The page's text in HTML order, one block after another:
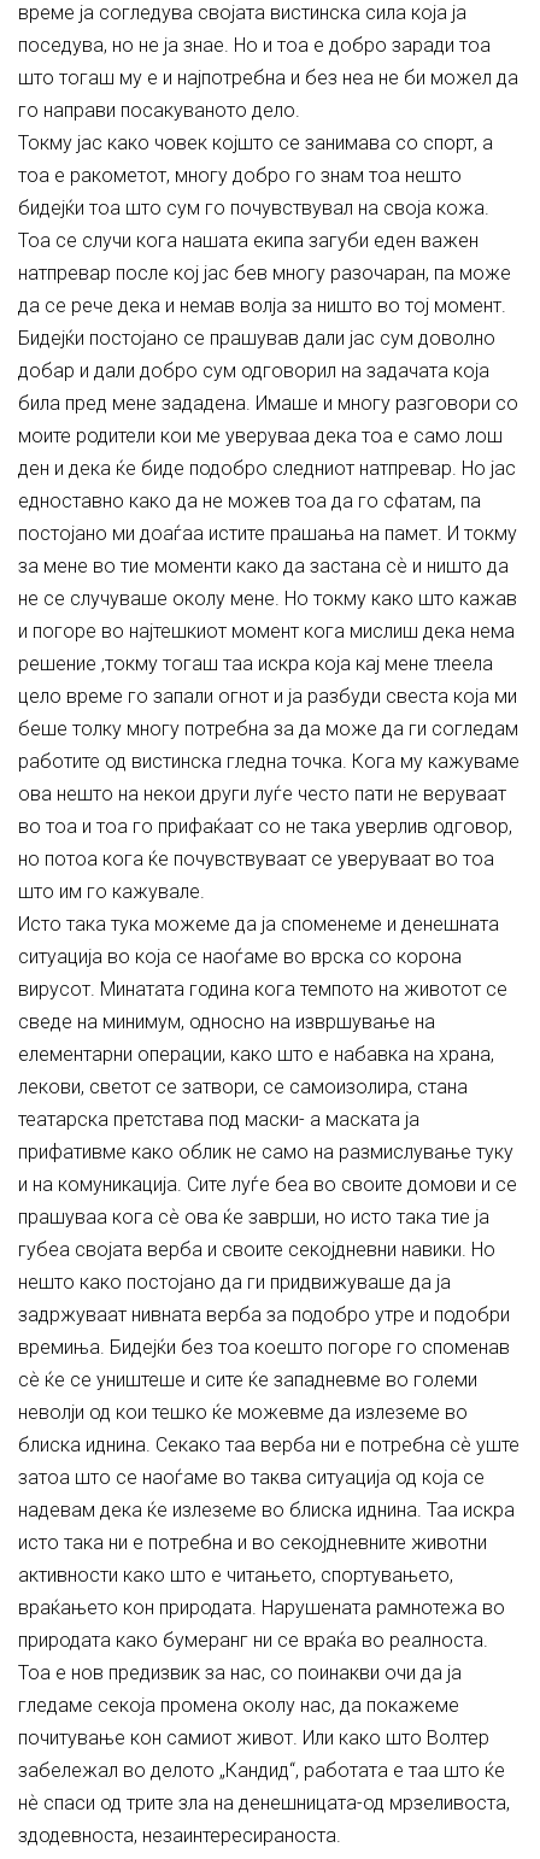
време ја согледува својата вистинска сила која ја
поседува, но не ја знае. Но и тоа е добро заради тоа
што тогаш му е и најпотребна и без неа не би можел да
го направи посакуваното дело.
Токму јас како човек којшто се занимава со спорт, а
тоа е ракометот, многу добро го знам тоа нешто
бидејќи тоа што сум го почувствувал на своја кожа.
Тоа се случи кога нашата екипа загуби еден важен
натпревар после кој јас бев многу разочаран, па може
да се рече дека и немав волја за ништо во тој момент.
Бидејќи постојано се прашував дали јас сум доволно
добар и дали добро сум одговорил на задачата која
била пред мене зададена. Имаше и многу разговори со
моите родители кои ме уверуваа дека тоа е само лош
ден и дека ќе биде подобро следниот натпревар. Но јас
едноставно како да не можев тоа да го сфатам, па
постојано ми доаѓаа истите прашања на памет. И токму
за мене во тие моменти како да застана сѐ и ништо да
не се случуваше околу мене. Но токму како што кажав
и погоре во најтешкиот момент кога мислиш дека нема
решение ,токму тогаш таа искра која кај мене тлеела
цело време го запали огнот и ја разбуди свеста која ми
беше толку многу потребна за да може да ги согледам
работите од вистинска гледна точка. Кога му кажуваме
ова нешто на некои други луѓе често пати не веруваат
во тоа и тоа го прифаќаат со не така уверлив одговор,
но потоа кога ќе почувствуваат се уверуваат во тоа
што им го кажувале.
Исто така тука можеме да ја споменеме и денешната
ситуација во која се наоѓаме во врска со корона
вирусот. Минатата година кога темпото на животот се
сведе на минимум, односно на извршување на
елементарни операции, како што е набавка на храна,
лекови, светот се затвори, се самоизолира, стана
театарска претстава под маски- а маската ја
прифативме како облик не само на размислување туку
и на комуникација. Сите луѓе беа во своите домови и се
прашуваа кога сѐ ова ќе заврши, но исто така тие ја
губеа својата верба и своите секојдневни навики. Но
нешто како постојано да ги придвижуваше да ја
задржуваат нивната верба за подобро утре и подобри
времиња. Бидејќи без тоа коешто погоре го споменав
сѐ ќе се уништеше и сите ќе западневме во големи
неволји од кои тешко ќе можевме да излеземе во
блиска иднина. Секако таа верба ни е потребна сѐ уште
затоа што се наоѓаме во таква ситуација од која се
надевам дека ќе излеземе во блиска иднина. Таа искра
исто така ни е потребна и во секојдневните животни
активности како што е читањето, спортувањето,
враќањето кон природата. Нарушената рамнотежа во
природата како бумеранг ни се враќа во реалноста.
Тоа е нов предизвик за нас, со поинакви очи да ја
гледаме секоја промена околу нас, да покажеме
почитување кон самиот живот. Или како што Волтер
забележал во делото „Кандид“, работата е таа што ќе
нѐ спаси од трите зла на денешницата-од мрзеливоста,
здодевноста, незаинтересираноста.